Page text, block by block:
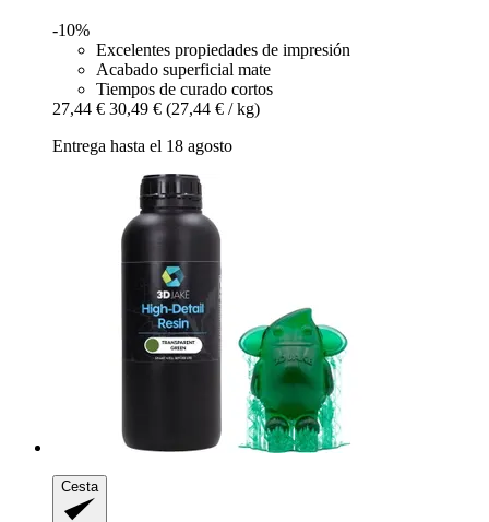
-10%
Excelentes propiedades de impresión
Acabado superficial mate
Tiempos de curado cortos
27,44 € 30,49 € (27,44 € / kg)
Entrega hasta el 18 agosto
Cesta